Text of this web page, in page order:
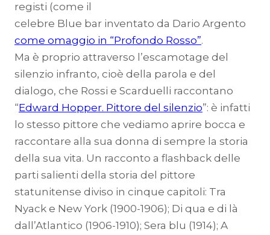
registi (come il
celebre Blue bar inventato da Dario Argento
come omaggio in “Profondo Rosso”.
Ma è proprio attraverso l’escamotage del
silenzio infranto, cioè della parola e del
dialogo, che Rossi e Scarduelli raccontano
“Edward Hopper. Pittore del silenzio”: è infatti
lo stesso pittore che vediamo aprire bocca e
raccontare alla sua donna di sempre la storia
della sua vita. Un racconto a flashback delle
parti salienti della storia del pittore
statunitense diviso in cinque capitoli: Tra
Nyack e New York (1900-1906); Di qua e di là
dall’Atlantico (1906-1910); Sera blu (1914); A